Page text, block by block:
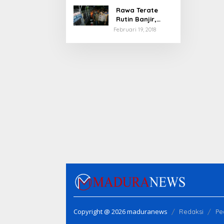
Rawa Terate
Rutin Banjir,
Anies Bakal Cek
Februari 19, 2018
Copyright @ 2026 maduranews Redaksi